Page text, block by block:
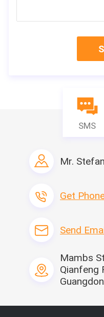
27특수형 도어 프레임 벤딩 피스
29특수형 도어 프레임 벤딩 피스
30하단 2차 빔
32하단 프레임
33베이스 프레임
35스몰 웨이브 샌드위치 패널
설치하는 방법
재료 목록
SMS
Mr.
Get
Send
Mambs
Qianfeng